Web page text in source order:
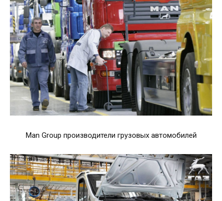
Man Group производители грузовых автомобилей